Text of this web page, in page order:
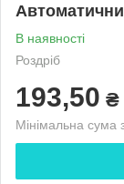
В наявності
Роздріб
193,50 ₴
Мінімальна сума